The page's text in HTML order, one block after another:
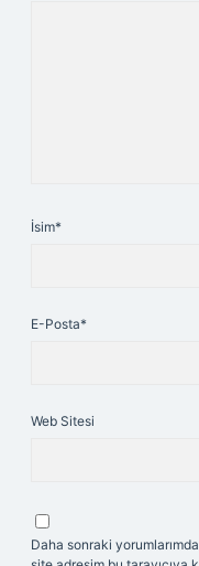
İsim*
E-Posta*
Web Sitesi
Daha sonraki